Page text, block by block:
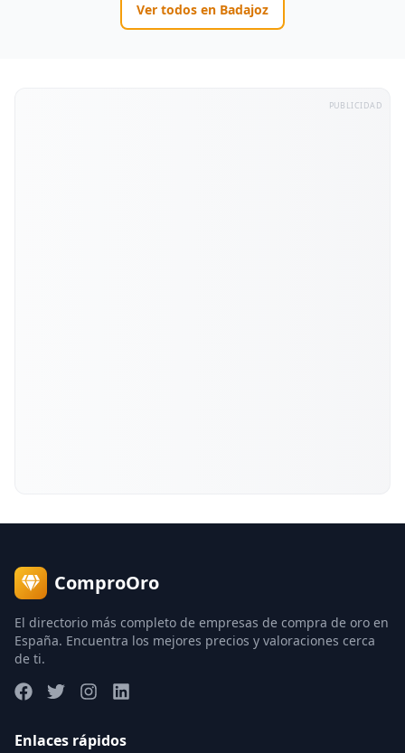
Ver todos en Badajoz
PUBLICIDAD
ComproOro
El directorio más completo de empresas de compra de oro en
España. Encuentra los mejores precios y valoraciones cerca
de ti.
Enlaces rápidos